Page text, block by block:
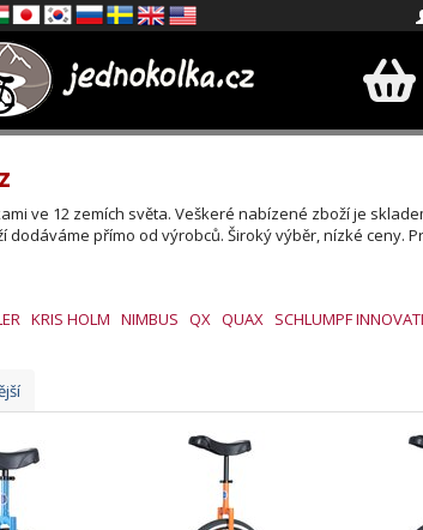
ve 12 zemích světa. Veškeré nabízené zboží je
přímo od výrobců. Široký výběr, nízké ceny.
KRIS HOLM NIMBUS QX QUAX SCHLUMPF